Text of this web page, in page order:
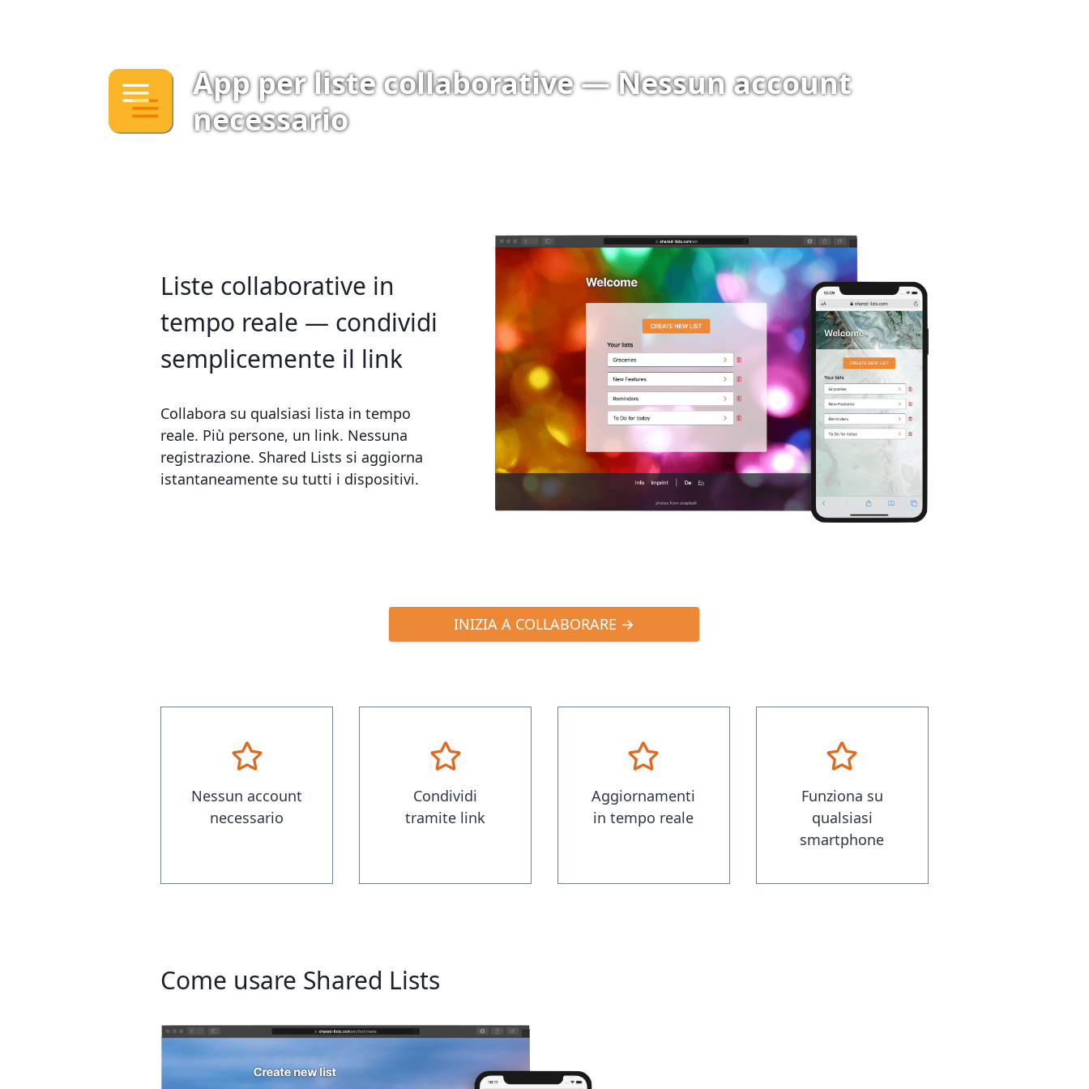
App per liste collaborative — Nessun account
necessario
Liste collaborative in
tempo reale — condividi
semplicemente il link
Collabora su qualsiasi lista in tempo
reale. Più persone, un link. Nessuna
registrazione. Shared Lists si aggiorna
istantaneamente su tutti i dispositivi.
INIZIA A COLLABORARE →
Nessun account
necessario
Condividi
tramite link
Aggiornamenti
in tempo reale
Funziona su
qualsiasi
smartphone
Come usare Shared Lists